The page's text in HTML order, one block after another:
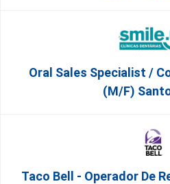
Oral Sales Specialist /
(M/F)
Taco Bell - Operador De